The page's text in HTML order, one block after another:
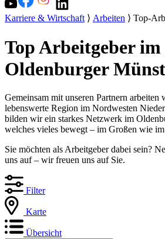
Karriere & Wirtschaft⟩ Arbeiten ⟩ Top-
Top Arbeitgeber im
Oldenburger
Gemeinsam mit unseren Partnern arbeiten
lebenswerte Region im Nordwesten
bilden wir ein starkes Netzwerk im
welches vieles bewegt – im Großen wie
Sie möchten als Arbeitgeber dabei sein?
uns auf – wir freuen uns auf Sie.
Filter
Karte
Übersicht